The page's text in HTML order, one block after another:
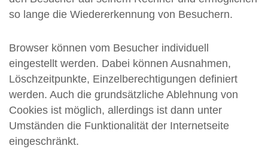
so lange die Wiedererkennung von Besuchern.
Browser können vom Besucher individuell
eingestellt werden. Dabei können Ausnahmen,
Löschzeitpunkte, Einzelberechtigungen definiert
werden. Auch die grundsätzliche Ablehnung von
Cookies ist möglich, allerdings ist dann unter
Umständen die Funktionalität der Internetseite
eingeschränkt.